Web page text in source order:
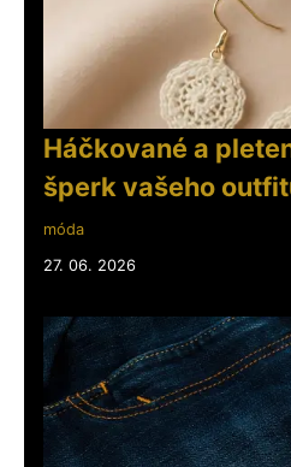
Háčkované a
šperk vašeho
móda
27. 06. 2026